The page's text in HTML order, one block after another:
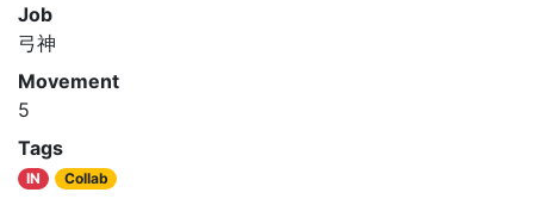
Job
弓神
Movement
5
Tags
IN Collab